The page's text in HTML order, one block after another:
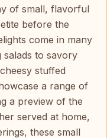
of small, flavorful
before the
come in many
to savory
stuffed
a range of
a preview of the
served at home,
these small